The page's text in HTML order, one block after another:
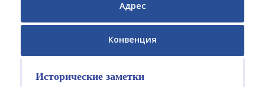
Адрес
Конвенция
Исторические заметки